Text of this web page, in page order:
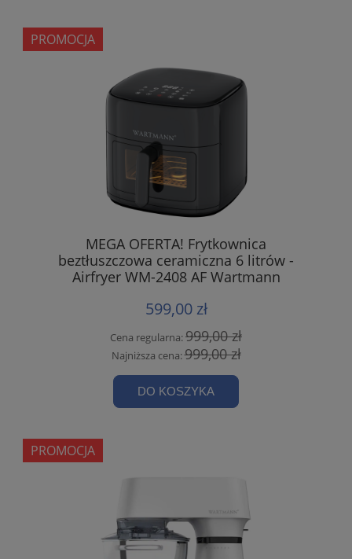
MEGA OFERTA! Frytkownica
beztłuszczowa ceramiczna 6 litrów -
Airfryer WM-2408 AF Wartmann
599,00 zł
Cena regularna:999,00 zł
Najniższa cena:999,00 zł
DO KOSZYKA
PROMOCJA
PROMOCJA